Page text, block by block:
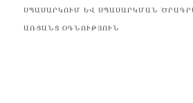
ՍՊԱՍԱՐԿՈՒՄ ԵՎ ՍՊԱՍԱՐԿՄԱՆ
ԱՌՑԱՆՑ ՕԳՆՈՒԹՅՈՒՆ